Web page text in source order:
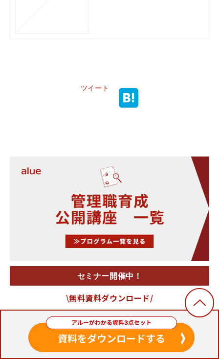
ツイート
セミナー開催中！
\無料資料ダウンロード/